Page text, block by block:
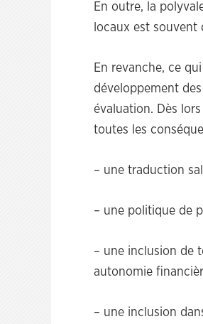
En outre, la
locaux est
En revanche, ce
développement
évaluation. Dès
toutes les
– une traduction
– une politique de
– une inclusion de
autonomie
– une inclusion